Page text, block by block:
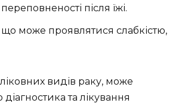
після їжі.
може проявлятися слабкістю,
видів раку, може
та лікування